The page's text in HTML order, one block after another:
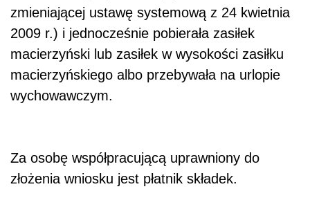
zmieniającej ustawę systemową z 24 kwietnia
2009 r.) i jednocześnie pobierała zasiłek
macierzyński lub zasiłek w wysokości zasiłku
macierzyńskiego albo przebywała na urlopie
wychowawczym.
Za osobę współpracującą uprawniony do
złożenia wniosku jest płatnik składek.